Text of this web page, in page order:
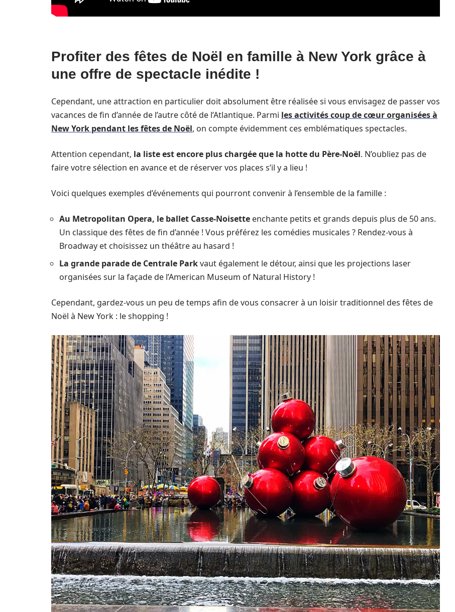
Profiter des fêtes de Noël en famille à New York grâce à
une offre de spectacle inédite !
Cependant, une attraction en particulier doit absolument être réalisée si vous envisagez de passer vos
vacances de fin d’année de l’autre côté de l’Atlantique. Parmi les activités coup de cœur organisées à
New York pendant les fêtes de Noël, on compte évidemment ces emblématiques spectacles.
Attention cependant, la liste est encore plus chargée que la hotte du Père-Noël. N’oubliez pas de
faire votre sélection en avance et de réserver vos places s’il y a lieu !
Voici quelques exemples d’événements qui pourront convenir à l’ensemble de la famille :
Au Metropolitan Opera, le ballet Casse-Noisette enchante petits et grands depuis plus de 50 ans.
Un classique des fêtes de fin d’année ! Vous préférez les comédies musicales ? Rendez-vous à
Broadway et choisissez un théâtre au hasard !
La grande parade de Centrale Parkvaut également le détour, ainsi que les projections laser
organisées sur la façade de l’American Museum of Natural History !
Cependant, gardez-vous un peu de temps afin de vous consacrer à un loisir traditionnel des fêtes de
Noël à New York : le shopping !